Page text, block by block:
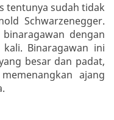
tentunya sudah tidak
Schwarzenegger.
dengan
Binaragawan ini
besar dan padat,
ajang